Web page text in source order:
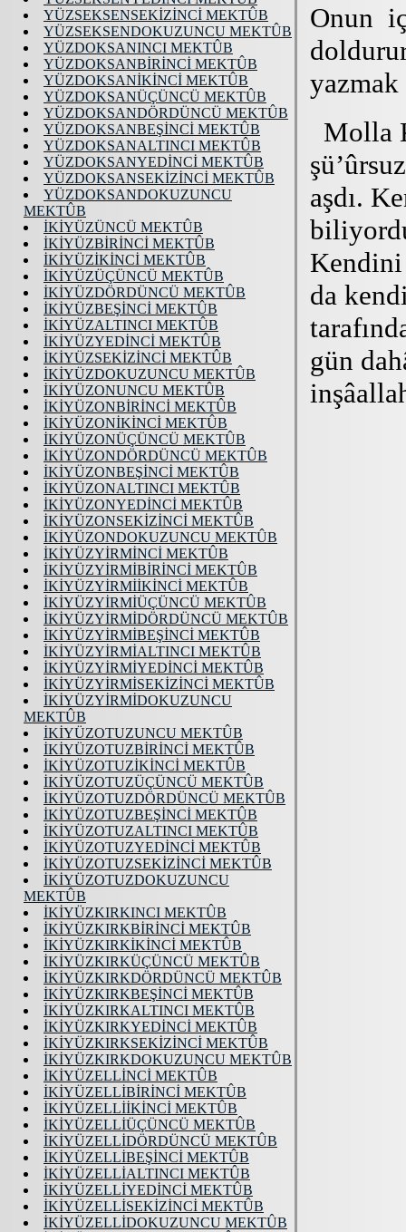
YÜZSEKSENSEKİZİNCİ MEKTÛB
YÜZSEKSENDOKUZUNCU MEKTÛB
YÜZDOKSANINCI MEKTÛB
YÜZDOKSANBİRİNCİ MEKTÛB
YÜZDOKSANİKİNCİ MEKTÛB
YÜZDOKSANÜÇÜNCÜ MEKTÛB
YÜZDOKSANDÖRDÜNCÜ MEKTÛB
YÜZDOKSANBEŞİNCİ MEKTÛB
YÜZDOKSANALTINCI MEKTÛB
YÜZDOKSANYEDİNCİ MEKTÛB
YÜZDOKSANSEKİZİNCİ MEKTÛB
YÜZDOKSANDOKUZUNCU
MEKTÛB
İKİYÜZÜNCÜ MEKTÛB
İKİYÜZBİRİNCİ MEKTÛB
İKİYÜZİKİNCİ MEKTÛB
İKİYÜZÜÇÜNCÜ MEKTÛB
İKİYÜZDÖRDÜNCÜ MEKTÛB
İKİYÜZBEŞİNCİ MEKTÛB
İKİYÜZALTINCI MEKTÛB
İKİYÜZYEDİNCİ MEKTÛB
İKİYÜZSEKİZİNCİ MEKTÛB
İKİYÜZDOKUZUNCU MEKTÛB
İKİYÜZONUNCU MEKTÛB
İKİYÜZONBİRİNCİ MEKTÛB
İKİYÜZONİKİNCİ MEKTÛB
İKİYÜZONÜÇÜNCÜ MEKTÛB
İKİYÜZONDÖRDÜNCÜ MEKTÛB
İKİYÜZONBEŞİNCİ MEKTÛB
İKİYÜZONALTINCI MEKTÛB
İKİYÜZONYEDİNCİ MEKTÛB
İKİYÜZONSEKİZİNCİ MEKTÛB
İKİYÜZONDOKUZUNCU MEKTÛB
İKİYÜZYİRMİNCİ MEKTÛB
İKİYÜZYİRMİBİRİNCİ MEKTÛB
İKİYÜZYİRMİİKİNCİ MEKTÛB
İKİYÜZYİRMİÜÇÜNCÜ MEKTÛB
İKİYÜZYİRMİDÖRDÜNCÜ MEKTÛB
İKİYÜZYİRMİBEŞİNCİ MEKTÛB
İKİYÜZYİRMİALTINCI MEKTÛB
İKİYÜZYİRMİYEDİNCİ MEKTÛB
İKİYÜZYİRMİSEKİZİNCİ MEKTÛB
İKİYÜZYİRMİDOKUZUNCU
MEKTÛB
İKİYÜZOTUZUNCU MEKTÛB
İKİYÜZOTUZBİRİNCİ MEKTÛB
İKİYÜZOTUZİKİNCİ MEKTÛB
İKİYÜZOTUZÜÇÜNCÜ MEKTÛB
İKİYÜZOTUZDÖRDÜNCÜ MEKTÛB
İKİYÜZOTUZBEŞİNCİ MEKTÛB
İKİYÜZOTUZALTINCI MEKTÛB
İKİYÜZOTUZYEDİNCİ MEKTÛB
İKİYÜZOTUZSEKİZİNCİ MEKTÛB
İKİYÜZOTUZDOKUZUNCU
MEKTÛB
İKİYÜZKIRKINCI MEKTÛB
İKİYÜZKIRKBİRİNCİ MEKTÛB
İKİYÜZKIRKİKİNCİ MEKTÛB
İKİYÜZKIRKÜÇÜNCÜ MEKTÛB
İKİYÜZKIRKDÖRDÜNCÜ MEKTÛB
İKİYÜZKIRKBEŞİNCİ MEKTÛB
İKİYÜZKIRKALTINCI MEKTÛB
İKİYÜZKIRKYEDİNCİ MEKTÛB
İKİYÜZKIRKSEKİZİNCİ MEKTÛB
İKİYÜZKIRKDOKUZUNCU MEKTÛB
İKİYÜZELLİNCİ MEKTÛB
İKİYÜZELLİBİRİNCİ MEKTÛB
İKİYÜZELLİİKİNCİ MEKTÛB
İKİYÜZELLİÜÇÜNCÜ MEKTÛB
İKİYÜZELLİDÖRDÜNCÜ MEKTÛB
İKİYÜZELLİBEŞİNCİ MEKTÛB
İKİYÜZELLİALTINCI MEKTÛB
İKİYÜZELLİYEDİNCİ MEKTÛB
İKİYÜZELLİSEKİZİNCİ MEKTÛB
İKİYÜZELLİDOKUZUNCU MEKTÛB